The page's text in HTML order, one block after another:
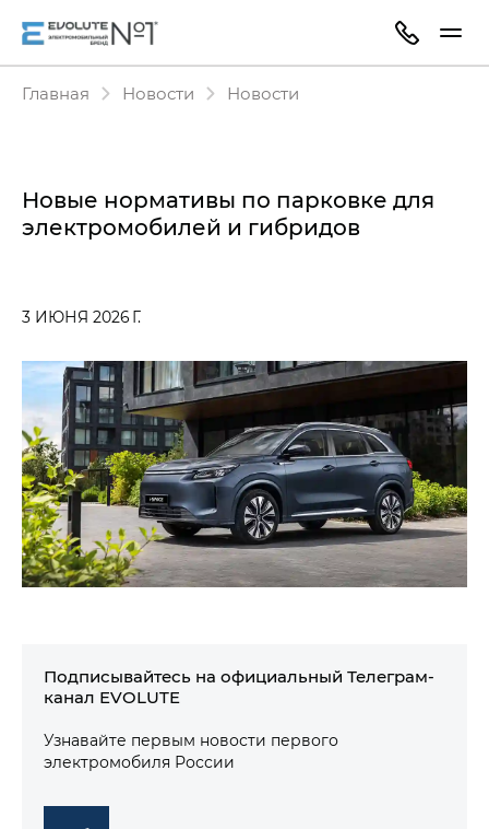
Главная Новости Новости
Новые нормативы по парковке для
электромобилей и гибридов
3 ИЮНЯ 2026 Г.
Подписывайтесь на официальный Телеграм-
канал EVOLUTE
Узнавайте первым новости первого
электромобиля России